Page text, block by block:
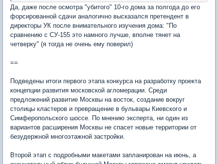
Да, даже после осмотра "убитого" 10-го дома за полгода до его
форсированной сдачи аналогично высказался претендент в
директоры УК после внимательного изучения дома: "По
сравнению с СУ-155 это намного лучше, вполне тянет на
четверку" (я тогда не очень ему поверил)
==
Подведены итоги первого этапа конкурса на разработку проекта
концепции развития московской агломерации. Среди
предложений развитие Москвы на восток, создание вокруг
столицы кластеров и превращение в бульвары Киевского и
Симферопольского шоссе. По мнению эксперта, ни один из
вариантов расширения Москвы не спасет новые территории от
безудержной многоэтажной застройки.
Второй этап с подробными макетами запланирован на июнь, а